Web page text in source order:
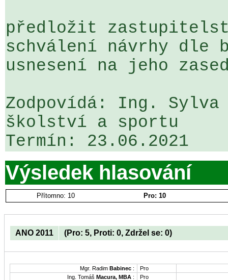
předložit
schválení návrhy dle
usnesení na jeho
Zodpovídá: Ing. Sylva
školství a sportu
Výsledek hlasování
Přítomno: 10 Pro: 10
ANO 2011 (Pro: 5, Proti: 0, Zdržel se: 0)
Mgr. Radim Babinec :
Pro
Ing. Tomáš Macura, MBA : Pro